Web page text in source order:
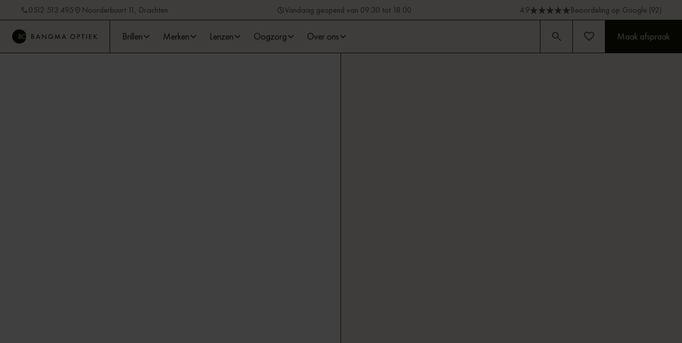
0512 513 495 Noorderbuurt 11, Drachten Vandaag geopend van 09:30 tot 18:00 4.9 Beoordeling op Google (92)
Brillen Merken Lenzen Oogzorg Over ons Maak afspraak